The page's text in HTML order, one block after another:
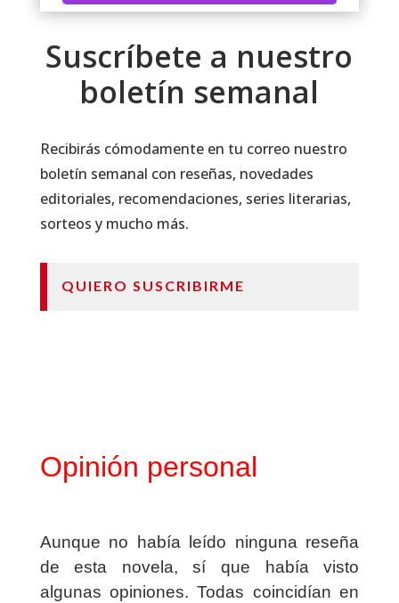
Suscríbete a nuestro
boletín semanal
Recibirás cómodamente en tu correo nuestro
boletín semanal con reseñas, novedades
editoriales, recomendaciones, series literarias,
sorteos y mucho más.
QUIERO SUSCRIBIRME
Opinión personal
Aunque no había leído ninguna reseña
de esta novela, sí que había visto
algunas opiniones. Todas coincidían en